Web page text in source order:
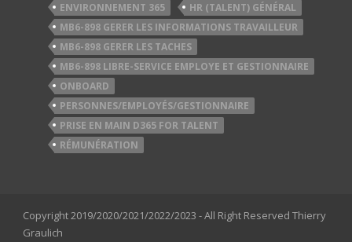
ENVIRONNEMENT 365
HR (TALENT) GÉNÉRAL
MB6-898 GERER LES INFORMATIONS TRAVAILLEUR
MB6-898 GERER LES TACHES
MB6-898 LIBRE-SERVICE EMPLOYE ET GESTIONNAIRE
ONBOARD
PERSONNES/EMPLOYÉS/GESTIONNAIRE
PRISE EN MAIN D365 FOR TALENT
RÉMUNÉRATION
Copyright 2019/2020/2021/2022/2023 - All Right Reserved Thierry
Graulich